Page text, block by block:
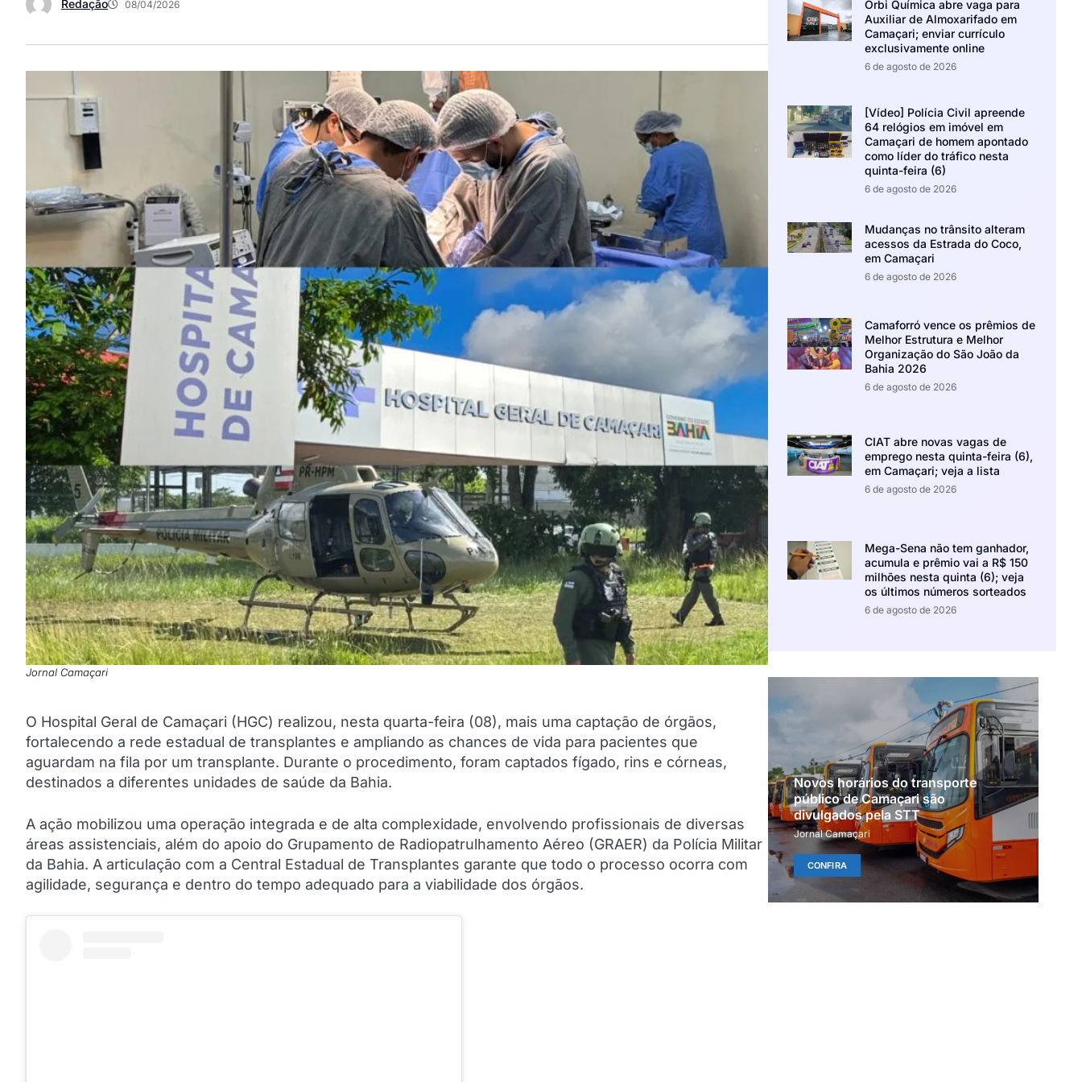
Redação 08/04/2026
Jornal Camaçari
O Hospital Geral de Camaçari (HGC) realizou, nesta quarta-feira (08), mais uma captação de órgãos,
fortalecendo a rede estadual de transplantes e ampliando as chances de vida para pacientes que
aguardam na fila por um transplante. Durante o procedimento, foram captados fígado, rins e córneas,
destinados a diferentes unidades de saúde da Bahia.
A ação mobilizou uma operação integrada e de alta complexidade, envolvendo profissionais de diversas
áreas assistenciais, além do apoio do Grupamento de Radiopatrulhamento Aéreo (GRAER) da Polícia Militar
da Bahia. A articulação com a Central Estadual de Transplantes garante que todo o processo ocorra com
agilidade, segurança e dentro do tempo adequado para a viabilidade dos órgãos.
Orbi Química abre vaga para
Auxiliar de Almoxarifado em
Camaçari; enviar currículo
exclusivamente online
6 de agosto de 2026
[Vídeo] Polícia Civil apreende
64 relógios em imóvel em
Camaçari de homem apontado
como líder do tráfico nesta
quinta-feira (6)
6 de agosto de 2026
Mudanças no trânsito alteram
acessos da Estrada do Coco,
em Camaçari
6 de agosto de 2026
Camaforró vence os prêmios de
Melhor Estrutura e Melhor
Organização do São João da
Bahia 2026
6 de agosto de 2026
CIAT abre novas vagas de
emprego nesta quinta-feira (6),
em Camaçari; veja a lista
6 de agosto de 2026
Mega-Sena não tem ganhador,
acumula e prêmio vai a R$ 150
milhões nesta quinta (6); veja
os últimos números sorteados
6 de agosto de 2026
Novos horários do transporte
público de Camaçari são
divulgados pela STT
Jornal Camaçari
CONFIRA